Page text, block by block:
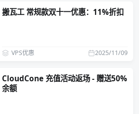
搬瓦工 常规款双十一优惠：11%折扣
2025/11/09
VPS优惠
CloudCone 充值活动返场 - 赠送50%
余额